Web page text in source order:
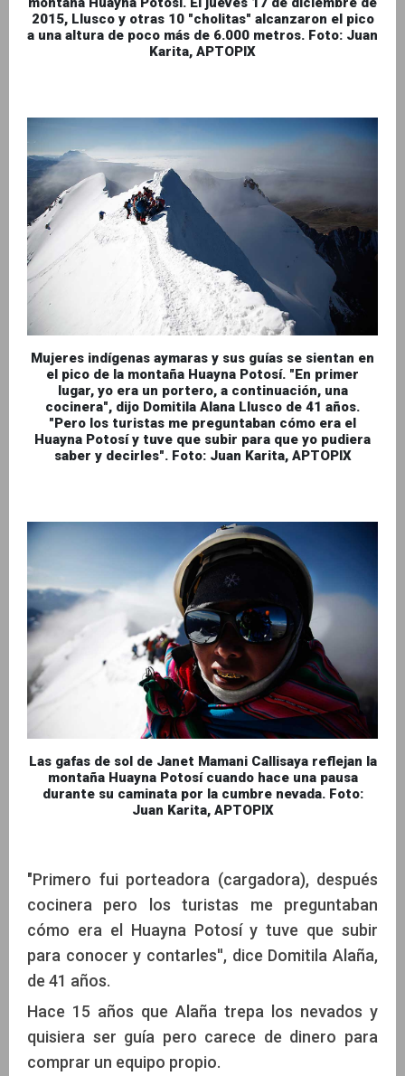
2015, Llusco y otras 10 "cholitas" alcanzaron el pico
a una altura de poco más de 6.000 metros. Foto: Juan
Karita, APTOPIX
Mujeres indígenas aymaras y sus guías se sientan en
el pico de la montaña Huayna Potosí. "En primer
lugar, yo era un portero, a continuación, una
cocinera", dijo Domitila Alana Llusco de 41 años.
"Pero los turistas me preguntaban cómo era el
Huayna Potosí y tuve que subir para que yo pudiera
saber y decirles". Foto: Juan Karita, APTOPIX
Las gafas de sol de Janet Mamani Callisaya reflejan la
montaña Huayna Potosí cuando hace una pausa
durante su caminata por la cumbre nevada. Foto:
Juan Karita, APTOPIX
"Primero fui porteadora (cargadora), después
cocinera pero los turistas me preguntaban
cómo era el Huayna Potosí y tuve que subir
para conocer y contarles'', dice Domitila Alaña,
de 41 años.
Hace 15 años que Alaña trepa los nevados y
quisiera ser guía pero carece de dinero para
comprar un equipo propio.